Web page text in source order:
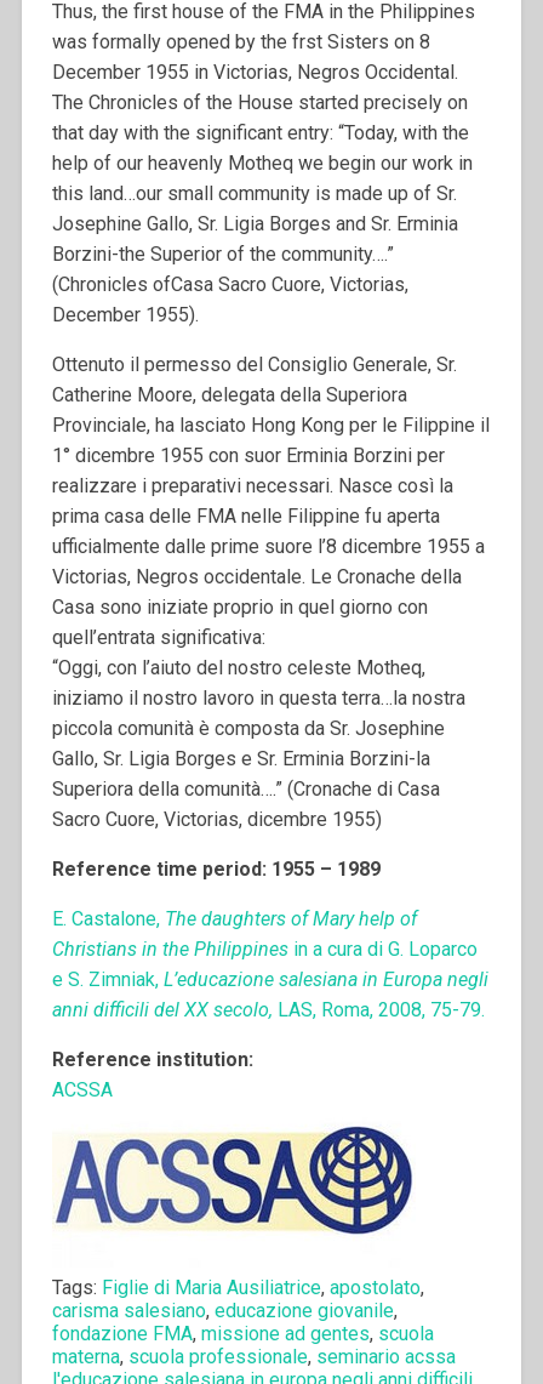
Thus, the first house of the FMA in the Philippines
was formally opened by the frst Sisters on 8
December 1955 in Victorias, Negros Occidental.
The Chronicles of the House started precisely on
that day with the significant entry: “Today, with the
help of our heavenly Motheq we begin our work in
this land…our small community is made up of Sr.
Josephine Gallo, Sr. Ligia Borges and Sr. Erminia
Borzini-the Superior of the community….”
(Chronicles ofCasa Sacro Cuore, Victorias,
December 1955).
Ottenuto il permesso del Consiglio Generale, Sr.
Catherine Moore, delegata della Superiora
Provinciale, ha lasciato Hong Kong per le Filippine il
1° dicembre 1955 con suor Erminia Borzini per
realizzare i preparativi necessari. Nasce così la
prima casa delle FMA nelle Filippine fu aperta
ufficialmente dalle prime suore l’8 dicembre 1955 a
Victorias, Negros occidentale. Le Cronache della
Casa sono iniziate proprio in quel giorno con
quell’entrata significativa:
“Oggi, con l’aiuto del nostro celeste Motheq,
iniziamo il nostro lavoro in questa terra…la nostra
piccola comunità è composta da Sr. Josephine
Gallo, Sr. Ligia Borges e Sr. Erminia Borzini-la
Superiora della comunità….” (Cronache di Casa
Sacro Cuore, Victorias, dicembre 1955)
Reference time period: 1955 – 1989
E. Castalone, The daughters of Mary help of
Christians in the Philippinesin a cura di G. Loparco
e S. Zimniak,L’educazione salesiana in Europa negli
anni difficili del XX secolo, LAS, Roma, 2008, 75-79.
Reference institution:
ACSSA
Tags: Figlie di Maria Ausiliatrice, apostolato,
carisma salesiano, educazione giovanile,
fondazione FMA, missione ad gentes, scuola
materna, scuola professionale, seminario acssa
l'educazione salesiana in europa negli anni difficili